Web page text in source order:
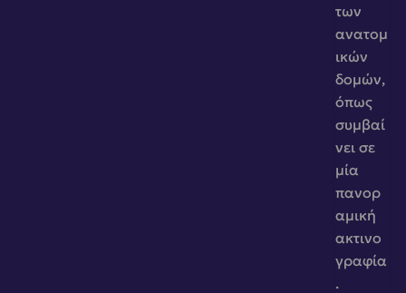
των
ανατομ
ικών
δομών,
όπως
συμβαί
νει σε
μία
πανορ
αμική
ακτινο
γραφία
.